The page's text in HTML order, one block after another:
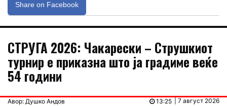
Share on Facebook
СТРУГА 2026: Чакарески – Струшкиот
турнир е приказна што ја градиме веќе
54 години
Авор: Душко Андов | 7 август 2026
13:25